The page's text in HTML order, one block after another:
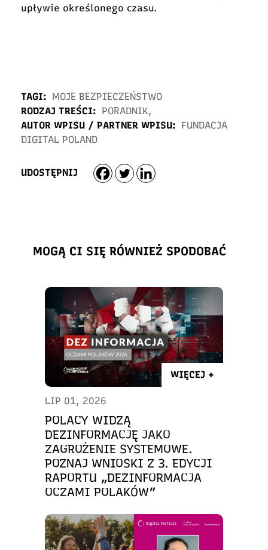
upływie określonego czasu.
TAGI: MOJE BEZPIECZEŃSTWO
RODZAJ TREŚCI: PORADNIK,
AUTOR WPISU / PARTNER WPISU: FUNDACJA
DIGITAL POLAND
UDOSTĘPNIJ
MOGĄ CI SIĘ RÓWNIEŻ SPODOBAĆ
WIĘCEJ +
LIP 01, 2026
POLACY WIDZĄ
DEZINFORMACJĘ JAKO
ZAGROŻENIE SYSTEMOWE.
POZNAJ WNIOSKI Z 3. EDYCJI
RAPORTU „DEZINFORMACJA
OCZAMI POLAKÓW”